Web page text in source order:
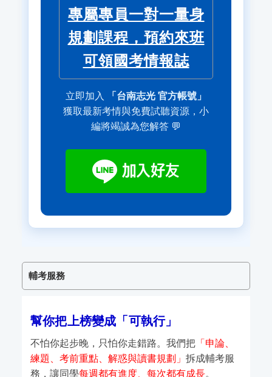
專屬專員一對一量身
規劃課程，預約來班
可領國考情報誌
立即加入
「台南志光 官方帳號」
獲取最新考情與免費試聽資源，小
編將竭誠為您解答 💬
輔考服務
幫你把上榜變成「可執行」
不怕你起步晚，只怕你走錯路。我們把「申論、
練題、考前重點、解惑與讀書規劃」 拆成輔考服
務，讓同學每週都有進度、每次都有成長。